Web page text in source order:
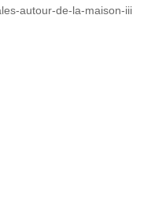
autour-de-la-maison-iii